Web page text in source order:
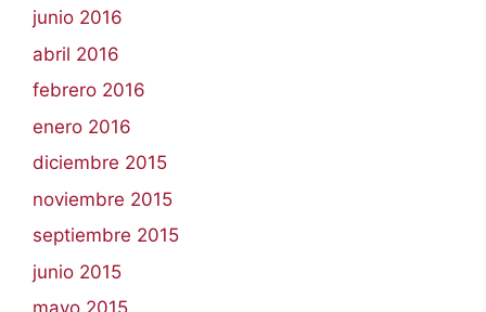
junio 2016
abril 2016
febrero 2016
enero 2016
diciembre 2015
noviembre 2015
septiembre 2015
junio 2015